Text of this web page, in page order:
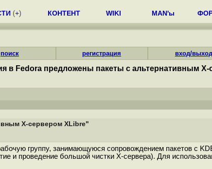
(+) КОНТЕНТ WIKI MAN'ы
поиск регистрация вход/выход
в Fedora предложены пакеты с альтернативным
X-сервером XLibre"
группу, занимающуюся сопровождением пакетов с
и проведение большой чистки X-сервера). Для